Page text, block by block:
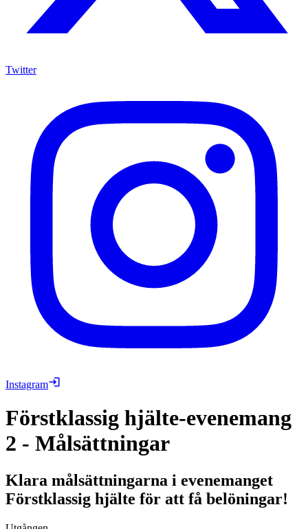
Twitter
Instagram
Förstklassig hjälte-evenemang
2 - Målsättningar
Klara målsättningarna i evenemanget
Förstklassig hjälte för att få belöningar!